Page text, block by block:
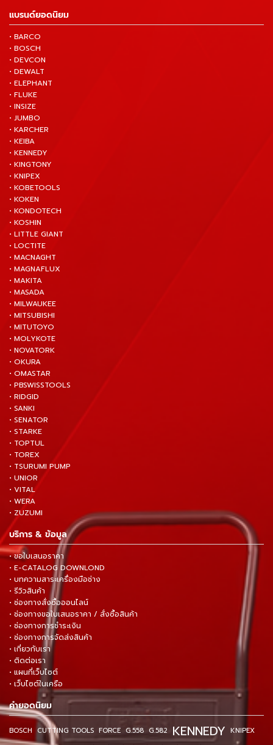
แบรนด์ยอดนิยม
• BARCO
• BOSCH
• DEVCON
• DEWALT
• ELEPHANT
• FLUKE
• INSIZE
• JUMBO
• KARCHER
• KEIBA
• KENNEDY
• KINGTONY
• KNIPEX
• KOBETOOLS
• KOKEN
• KONDOTECH
• KOSHIN
• LITTLE GIANT
• LOCTITE
• MACNAGHT
• MAGNAFLUX
• MAKITA
• MASADA
• MILWAUKEE
• MITSUBISHI
• MITUTOYO
• MOLYKOTE
• NOVATORK
• OKURA
• OMASTAR
• PBSWISSTOOLS
• RIDGID
• SANKI
• SENATOR
• STARKE
• TOPTUL
• TOREX
• TSURUMI PUMP
• UNIOR
• VITAL
• WERA
• ZUZUMI
บริการ & ข้อมูล
• ขอใบเสนอราคา
• E-CATALOG DOWNLOND
• บทความสาระเครื่องมือช่าง
• รีวิวสินค้า
• ช่องทางสั่งซื้อออนไลน์
• ช่องทางขอใบเสนอราคา / สั่งซื้อสินค้า
• ช่องทางการชำระเงิน
• ช่องทางการจัดส่งสินค้า
• เกี่ยวกับเรา
• ติดต่อเรา
• แผนที่เว็บไซต์
• เว็บไซต์ในเครือ
คำยอดนิยม
BOSCH CUTTING TOOLS FORCE G.558 G.582 KENNEDY KNIPEX